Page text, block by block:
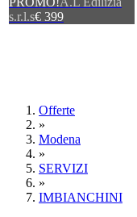
s.r.l.s€ 399
Offerte
»
Modena
»
SERVIZI
»
IMBIANCHINI